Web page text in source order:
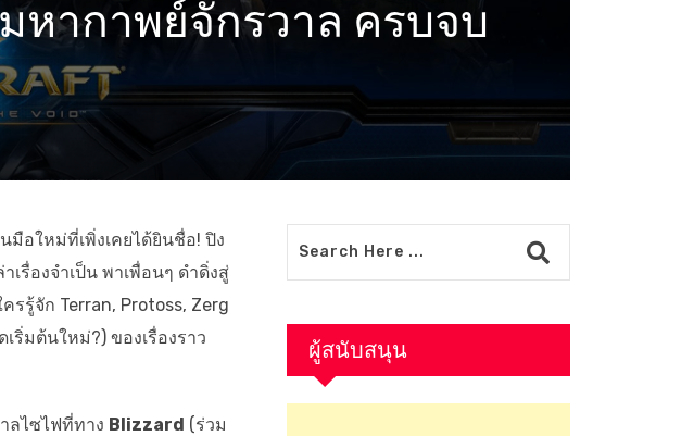
หากาพย์จักรวาล ครบจบ
มือใหม่ที่เพิ่งเคยได้ยินชื่อ! ปิง
รื่องจำเป็น พาเพื่อนๆ ดำดิ่งสู่
รรู้จัก Terran, Protoss, Zerg
ริ่มต้นใหม่?) ของเรื่องราว
ลไซไฟที่ทาง Blizzard (ร่วม
ผู้สนับสนุน